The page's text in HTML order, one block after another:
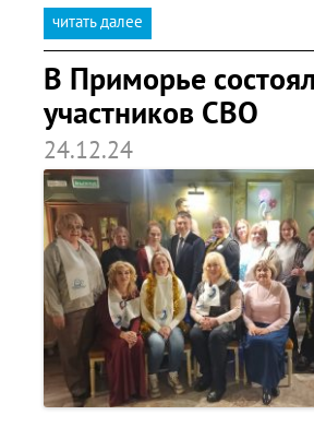
читать далее
В Приморье
участников СВО
24.12.24